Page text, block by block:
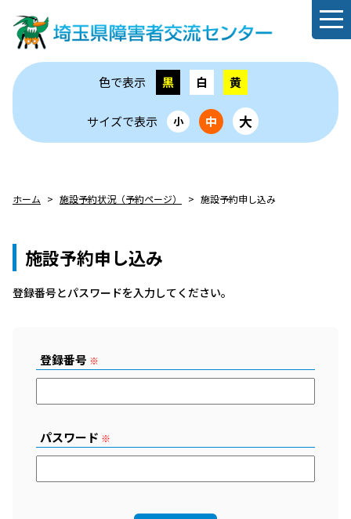
色で表示 黒 白 黄
サイズで表示 小 中 大
ホーム 施設予約状況（予約ページ） 施設予約申し込み
施設予約申し込み
登録番号とパスワードを⼊⼒してください。
登録番号 ※
パスワード ※